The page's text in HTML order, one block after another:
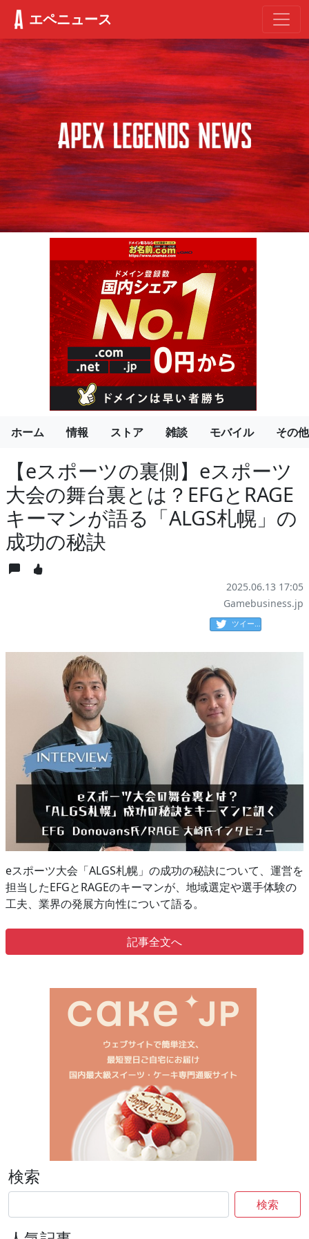
エペニュース
ホーム 情報 ストア 雑談 モバイル その他
【eスポーツの裏側】eスポーツ
大会の舞台裏とは？EFGとRAGE
キーマンが語る「ALGS札幌」の
成功の秘訣
2025.06.13 17:05
Gamebusiness.jp
ツイート
eスポーツ大会「ALGS札幌」の成功の秘訣について、運営を
担当したEFGとRAGEのキーマンが、地域選定や選手体験の
工夫、業界の発展方向性について語る。
記事全文へ
検索
検索